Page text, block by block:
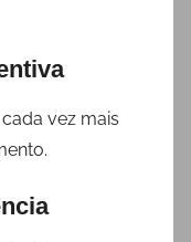
vez mais